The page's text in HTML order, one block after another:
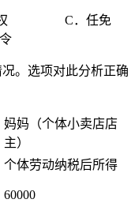
权 C．任免
。选项对此分析正确
妈妈（个体小卖店店
主）
个体劳动纳税后所得
60000